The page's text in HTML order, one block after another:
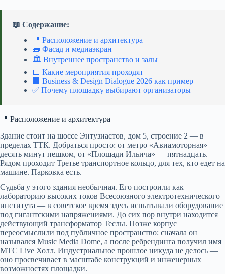
📖 Содержание:
📍 Расположение и архитектура
🧱 Фасад и медиаэкран
🏛️ Внутреннее пространство и залы
📅 Какие мероприятия проходят
🏢 Business & Design Dialogue 2026 как пример
✅ Почему площадку выбирают организаторы
📍 Расположение и архитектура
Здание стоит на шоссе Энтузиастов, дом 5, строение 2 — в
пределах ТТК. Добраться просто: от метро «Авиамоторная»
десять минут пешком, от «Площади Ильича» — пятнадцать.
Рядом проходит Третье транспортное кольцо, для тех, кто едет на
машине. Парковка есть.
Судьба у этого здания необычная. Его построили как
лабораторию высоких токов Всесоюзного электротехнического
института — в советское время здесь испытывали оборудование
под гигантскими напряжениями. До сих пор внутри находится
действующий трансформатор Теслы. Позже корпус
переосмыслили под публичное пространство: сначала он
назывался Music Media Dome, а после ребрендинга получил имя
МТС Live Холл. Индустриальное прошлое никуда не делось —
оно просвечивает в масштабе конструкций и инженерных
возможностях площадки.